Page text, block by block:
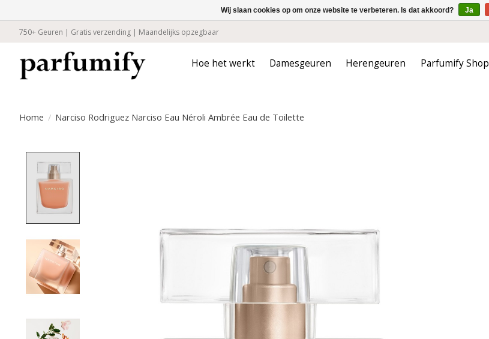
750+ Geuren | Gratis verzending | Maandelijks opzegbaar
Hoe het werkt Damesgeuren Herengeuren Parfumify Shop
Home / Narciso Rodriguez Narciso Eau Néroli Ambrée Eau de Toilette
Wij slaan cookies op om onze website te verbeteren. Is dat akkoord? Ja